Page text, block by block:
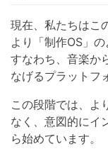
現在、私たちはこ
より「制作OS」
すなわち、音楽か
なげるプラットフ
この段階では、よ
なく、意図的にイ
ら始めています。